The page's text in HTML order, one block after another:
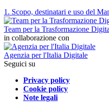
1. Scopo, destinatari e uso del
Team per la Trasformazione
in collaborazione con
Agenzia per l'Italia Digitale
Seguici su
Privacy policy
Cookie policy
Note legali